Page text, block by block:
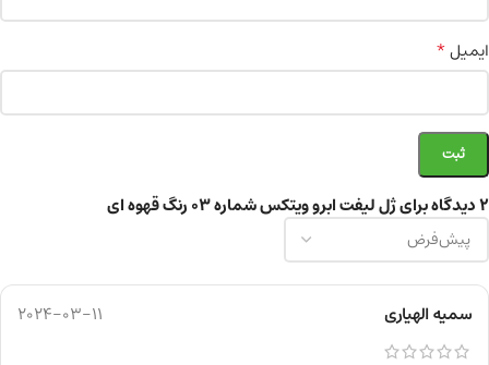
2 دیدگاه برای ژل لیفت ابرو ویتکس شماره ۰۳ رنگ قهوه ای
سمیه الهیاری 2024-03-11
ایمیل*